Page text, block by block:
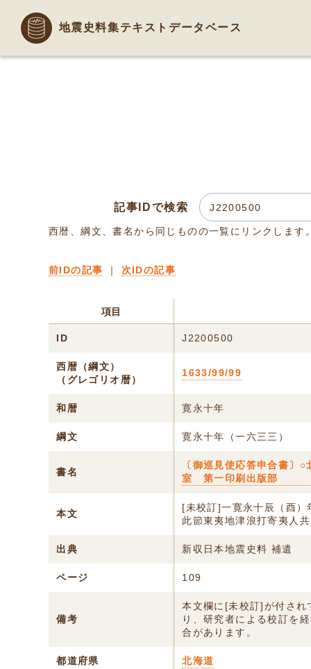
地震史料集テキストデータベース
記事IDで検索
西暦、綱文、書名から同じものの一覧にリンクします
前IDの記事 ｜ 次IDの記事
項目
ID J2200500
西暦（綱文）
（グレゴリオ暦）
1633/99/99
和暦 寛永十年
綱文 寛永十年（一六三三）
書名
〔御巡見使応答申合書
室 第一印刷出版部
本文
[未校訂]一寛永十辰（酉
此節東夷地津浪打寄夷人
出典 新収日本地震史料 補遺
ページ 109
備考
本文欄に[未校訂]が付され
り、研究者による校訂を
合があります。
都道府県 北海道